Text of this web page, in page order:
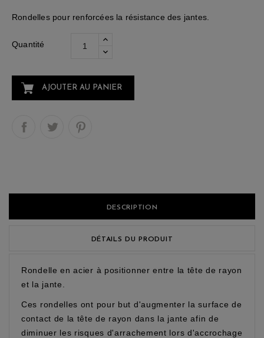
Rondelles pour renforcées la résistance des jantes.
Quantité
AJOUTER AU PANIER
DESCRIPTION
DÉTAILS DU PRODUIT
Rondelle en acier à positionner entre la tête de rayon
et la jante.
Ces rondelles ont pour but d'augmenter la surface de
contact de la tête de rayon dans la jante afin de
diminuer les risques d'arrachement lors d'accrochage